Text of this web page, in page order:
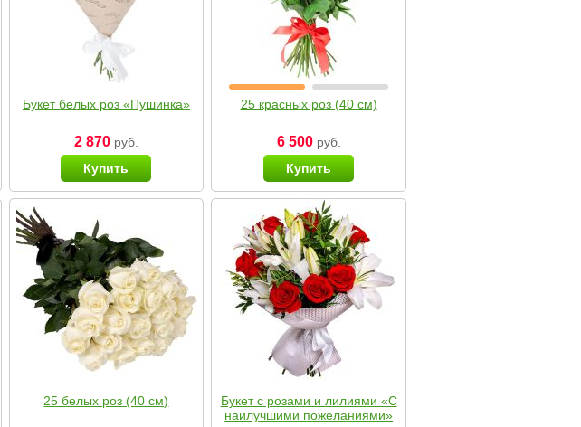
Букет белых роз «Пушинка»
2 870руб.
Купить
25 красных роз (40 см)
6 500руб.
Купить
25 белых роз (40 см)
Букет с розами и лилиями «С
наилучшими пожеланиями»